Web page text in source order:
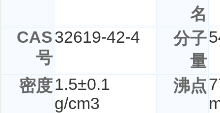
名
CAS
号
32619-42-4
分子
量
密度1.5±0.1
g/cm3
沸点